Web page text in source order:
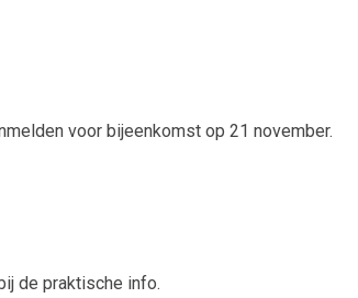
voor bijeenkomst op 21 november.
de praktische info.